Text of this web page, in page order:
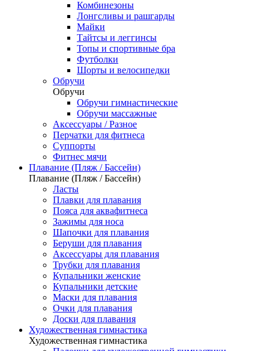
Комбинезоны
Лонгсливы и рашгарды
Майки
Тайтсы и леггинсы
Топы и спортивные бра
Футболки
Шорты и велосипедки
Обручи
Обручи
Обручи гимнастические
Обручи массажные
Аксессуары / Разное
Перчатки для фитнеса
Суппорты
Фитнес мячи
Плавание (Пляж / Бассейн)
Плавание (Пляж / Бассейн)
Ласты
Плавки для плавания
Пояса для аквафитнеса
Зажимы для носа
Шапочки для плавания
Беруши для плавания
Аксессуары для плавания
Трубки для плавания
Купальники женские
Купальники детские
Маски для плавания
Очки для плавания
Доски для плавания
Художественная гимнастика
Художественная гимнастика